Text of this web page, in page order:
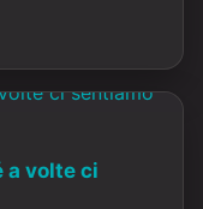
a volte ci